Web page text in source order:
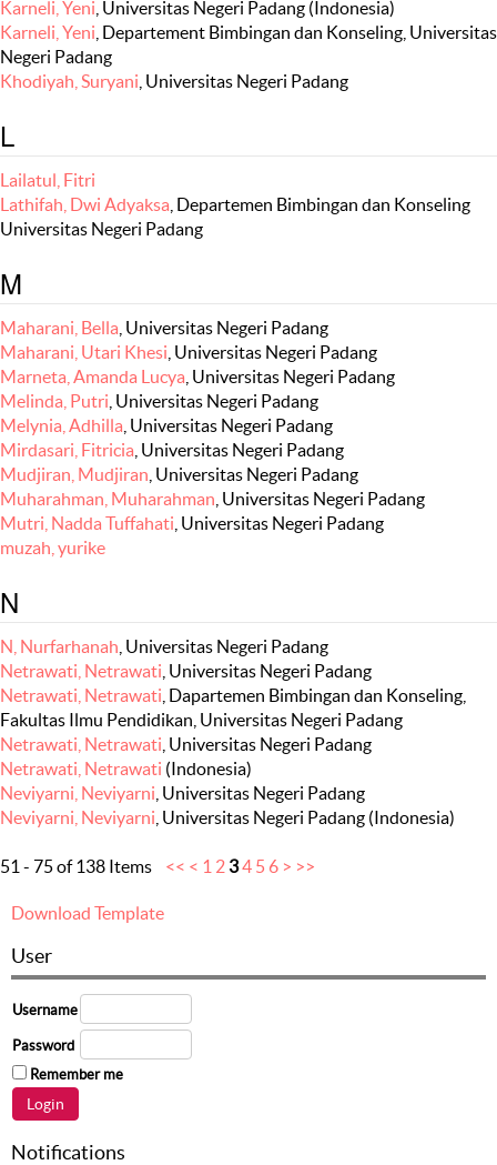
Karneli, Yeni , Universitas Negeri Padang (Indonesia)
Karneli, Yeni , Departement Bimbingan dan Konseling, Universitas
Negeri Padang
Khodiyah, Suryani , Universitas Negeri Padang
L
Lailatul, Fitri
Lathifah, Dwi Adyaksa , Departemen Bimbingan dan Konseling
Universitas Negeri Padang
M
Maharani, Bella , Universitas Negeri Padang
Maharani, Utari Khesi , Universitas Negeri Padang
Marneta, Amanda Lucya , Universitas Negeri Padang
Melinda, Putri , Universitas Negeri Padang
Melynia, Adhilla , Universitas Negeri Padang
Mirdasari, Fitricia , Universitas Negeri Padang
Mudjiran, Mudjiran , Universitas Negeri Padang
Muharahman, Muharahman , Universitas Negeri Padang
Mutri, Nadda Tuffahati , Universitas Negeri Padang
muzah, yurike
N
N, Nurfarhanah , Universitas Negeri Padang
Netrawati, Netrawati , Universitas Negeri Padang
Netrawati, Netrawati , Dapartemen Bimbingan dan Konseling,
Fakultas Ilmu Pendidikan, Universitas Negeri Padang
Netrawati, Netrawati , Universitas Negeri Padang
Netrawati, Netrawati (Indonesia)
Neviyarni, Neviyarni , Universitas Negeri Padang
Neviyarni, Neviyarni , Universitas Negeri Padang (Indonesia)
51 - 75 of 138 Items << < 1 2 34 5 6 > >>
Download Template
User
Username
Password
Remember me
Notifications